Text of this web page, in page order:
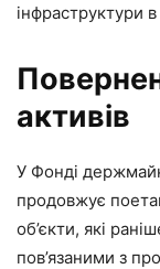
інфраструктури
активів
У Фонді
продовжує
об’єкти, які
пов’язаними з